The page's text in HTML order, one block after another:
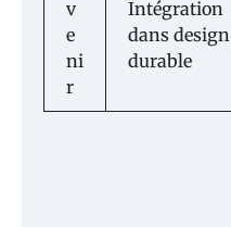
v
e
ni
r
Intégration
dans design
durable